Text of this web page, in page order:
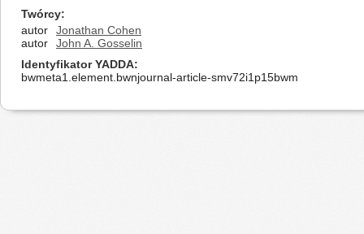
Twórcy
autor
Jonathan Cohen
autor
John A. Gosselin
Identyfikator YADDA
bwmeta1.element.bwnjournal-article-smv72i1p15bwm